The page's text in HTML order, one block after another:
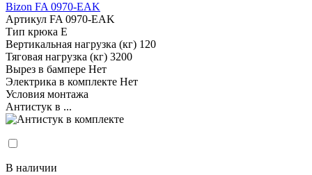
Bizon FA 0970-EAK
Артикул FA 0970-EAK
Тип крюка E
Вертикальная нагрузка (кг) 120
Тяговая нагрузка (кг) 3200
Вырез в бампере Нет
Электрика в комплекте Нет
Условия монтажа
Антистук в ...
В наличии